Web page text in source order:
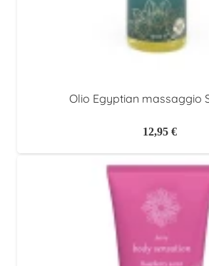
Olio Egyptian massaggio
12,95 €